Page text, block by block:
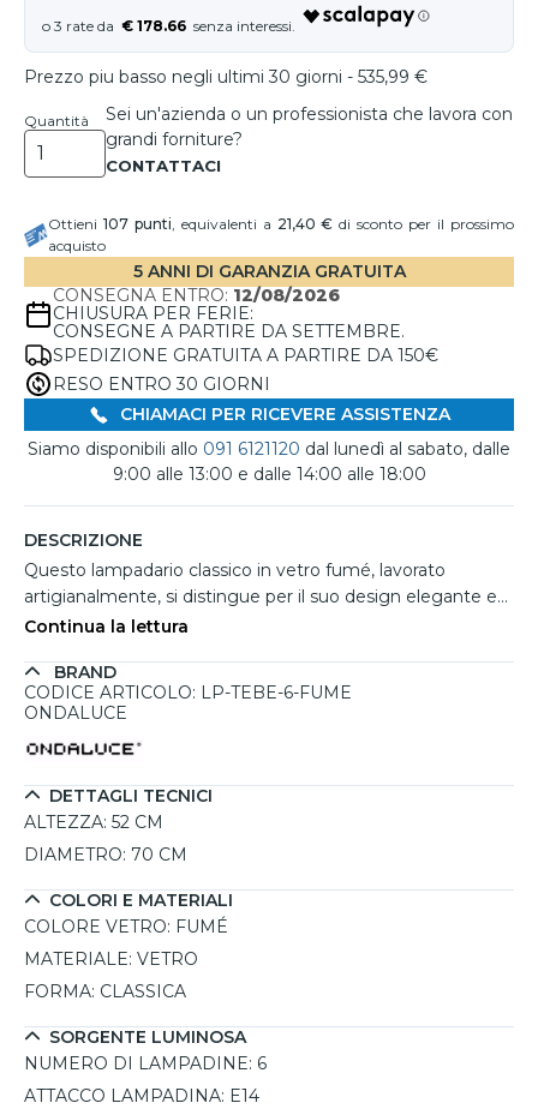
€ 178.66
Prezzo piu basso negli ultimi 30 giorni - 535,99 €
Quantità
Sei un'azienda o un professionista che lavora con
grandi forniture?
Ottieni 107punti, equivalenti a 21,40 € di sconto per il prossimo
acquisto
5 ANNI DI GARANZIA GRATUITA
CONSEGNA ENTRO: 12/08/2026
CHIUSURA PER FERIE:
CONSEGNE A PARTIRE DA SETTEMBRE.
SPEDIZIONE GRATUITA A PARTIRE DA 150€
RESO ENTRO 30 GIORNI
CHIAMACI PER RICEVERE ASSISTENZA
Siamo disponibili allo 091 6121120 dal lunedì al sabato, dalle
9:00 alle 13:00 e dalle 14:00 alle 18:00
DESCRIZIONE
Questo lampadario classico in vetro fumé, lavorato
artigianalmente, si distingue per il suo design elegante e
senza tempo, ideale per ambienti tradizionali o per interni
creano un impatto visivo armonioso e scenografico,
mentre la finitura fumé aggiunge un tocco
sale da pranzo, ingressi o soggiorni importanti.
Compatibile con sei sorgenti luminose E14 da massimo
10W LED, permette una diffusione uniforme e suggestiva
della luce, valorizzando ogni dettaglio dell’ambiente.
Continua la lettura
BRAND
CODICE ARTICOLO: LP-TEBE-6-FUME
ONDALUCE
DETTAGLI TECNICI
ALTEZZA: 52 CM
DIAMETRO: 70 CM
COLORI E MATERIALI
COLORE VETRO: FUMÉ
MATERIALE: VETRO
FORMA: CLASSICA
SORGENTE LUMINOSA
NUMERO DI LAMPADINE: 6
ATTACCO LAMPADINA: E14